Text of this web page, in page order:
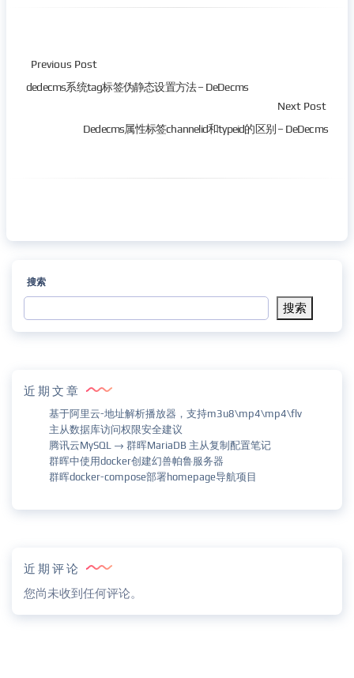
Previous Post
dedecms系统tag标签伪静态设置方法 – DeDecms
Next Post
Dedecms属性标签channelid和typeid的区别 – DeDecms
搜索
搜索
近期文章
基于阿里云-地址解析播放器，支持m3u8\mp4\mp4\flv
主从数据库访问权限安全建议
腾讯云MySQL → 群晖MariaDB 主从复制配置笔记
群晖中使用docker创建幻兽帕鲁服务器
群晖docker-compose部署homepage导航项目
近期评论
您尚未收到任何评论。